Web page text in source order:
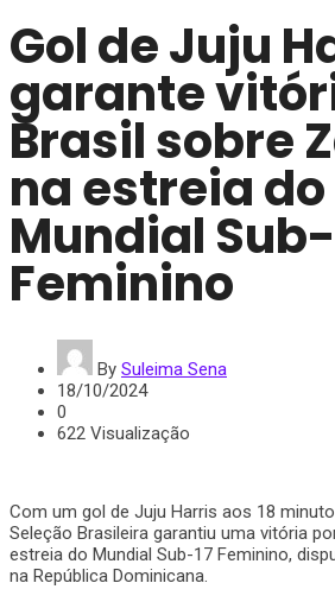
Gol de Juju
garante
Brasil sobre
na estreia do
Mundial Sub-
Feminino
By Suleima Sena
18/10/2024
0
622 Visualização
Com um gol de Juju Harris aos 18
Seleção Brasileira garantiu uma vitória
estreia do Mundial Sub-17 Feminino,
na República Dominicana.